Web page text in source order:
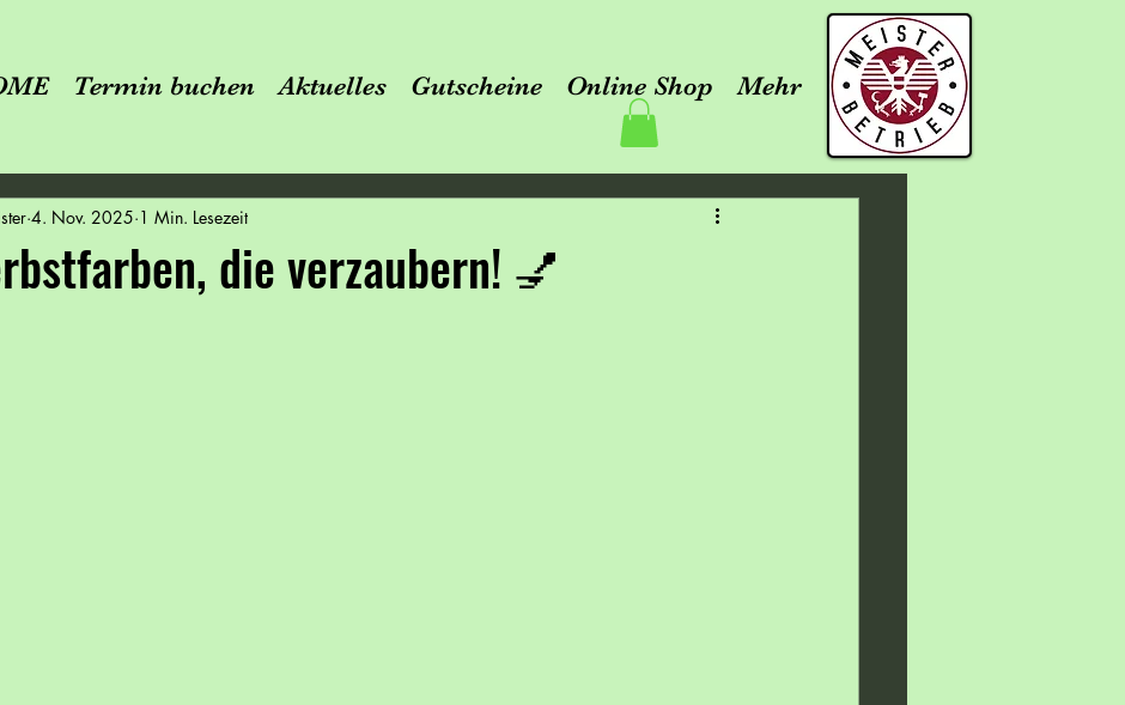
Termin buchen Aktuelles Gutscheine Online Shop Mehr
die verzaubern! 💅
4. Nov. 2025 1 Min. Lesezeit